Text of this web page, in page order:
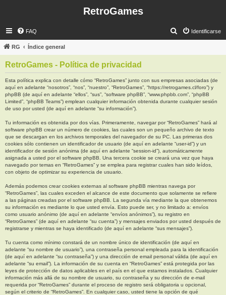
RetroGames
FAQ Identificarse
s
a
r
RG Índice general
RetroGames - Política de privacidad
Esta política explica con detalle cómo “RetroGames” junto con sus empresas asociadas (de
aquí en adelante “nosotros”, “nos”, “nuestro”, “RetroGames”, “https://retrogames.cl/foro”) y
phpBB (de aquí en adelante “ellos”, “sus”, “software phpBB”, “www.phpbb.com”, “phpBB
Limited”, “phpBB Teams”) emplean cualquier información obtenida durante cualquier sesión
de uso por usted (de aquí en adelante “su información”).
Tu información es obtenida por dos vías. Primeramente, navegar por “RetroGames” hará al
software phpBB crear un número de cookies, las cuales son un pequeño archivo de texto
que se descargan en los archivos temporales del navegador de su PC. Las primeras dos
cookies sólo contienen un identificador de usuario (de aquí en adelante “user-id”) y un
identificador de sesión anónima (de aquí en adelante “session-id”), automáticamente
asignada a usted por el software phpBB. Una tercera cookie se creará una vez que haya
navegado por temas en “RetroGames” y se emplea para registrar cuales han sido leídos,
con objeto de optimizar su experiencia de usuario.
Además podemos crear cookies externas al software phpBB mientras navega por
“RetroGames”, las cuales exceden el alcance de este documento que solamente se refiere
a las páginas creadas por el software phpBB. La segunda vía mediante la que obtenemos
su información es mediante lo que usted envía. Esto puede ser, y no limitado a: envíos
como usuario anónimo (de aquí en adelante “envíos anónimos”), su registro en
“RetroGames” (de aquí en adelante “su cuenta”) y mensajes enviados por usted después de
registrarse y mientras se haya identificado (de aquí en adelante “sus mensajes”).
Tu cuenta como mínimo constará de un nombre único de identificación (de aquí en
adelante “su nombre de usuario”), una contraseña personal empleada para la identificación
(de aquí en adelante “su contraseña”) y una dirección de email personal válida (de aquí en
adelante “su email”). La información de su cuenta en “RetroGames” está protegida por las
leyes de protección de datos aplicables en el país en el que estamos instalados. Cualquier
información más allá de su nombre de usuario, su contraseña y su dirección de e-mail
requerida por “RetroGames” durante el proceso de registro será obligatoria u opcional,
según el criterio de “RetroGames”. En cualquier caso, usted tiene la opción de qué